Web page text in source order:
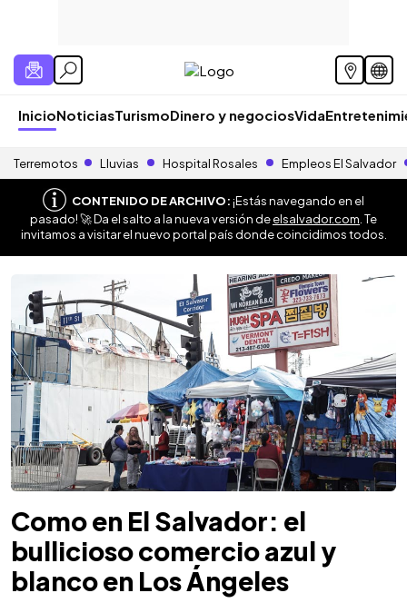
InicioNoticiasTurismoDinero y negociosVida
Terremotos Lluvias Hospital Rosales Empleos El Salvador
CONTENIDO DE ARCHIVO:¡Estás navegando en el
pasado! 🚀 Da el salto a la nueva versión deelsalvador.com . Te
invitamos a visitar el nuevo portal país donde coincidimos todos.
Como en El Salvador: el
bullicioso comercio azul y
blanco en Los Ángeles